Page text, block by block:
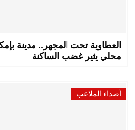
العطاوية تحت المجهر.. مدينة
محلي يثير غضب الساكنة
أصداء الملاعب